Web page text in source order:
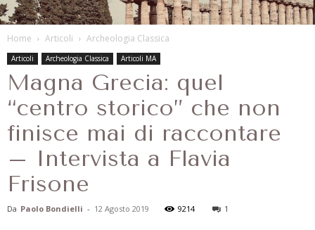
Home Articoli Archeologia Classica
Articoli Archeologia Classica Articoli MA
Magna Grecia: quel
“centro storico” che non
finisce mai di raccontare
– Intervista a Flavia
Frisone
Da Paolo Bondielli - 12 Agosto 2019 9214 1